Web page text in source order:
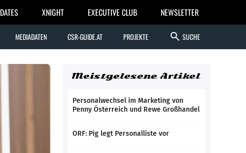
XNIGHT EXECUTIVE CLUB NEWSLETTER
MEDIADATEN CSR-GUIDE.AT PROJEKTE search SUCHE
Meistgelesene Artikel
Personalwechsel im Marketing von
Penny Österreich und Rewe Großhandel
ORF: Pig legt Personalliste vor